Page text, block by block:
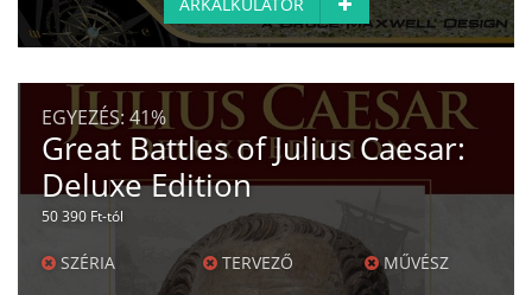
ÁRKALKULÁTOR
EGYEZÉS: 41%
Great Battles of Julius Caesar:
Deluxe Edition
50 390 Ft-tól
SZÉRIA TERVEZŐ MŰVÉSZ